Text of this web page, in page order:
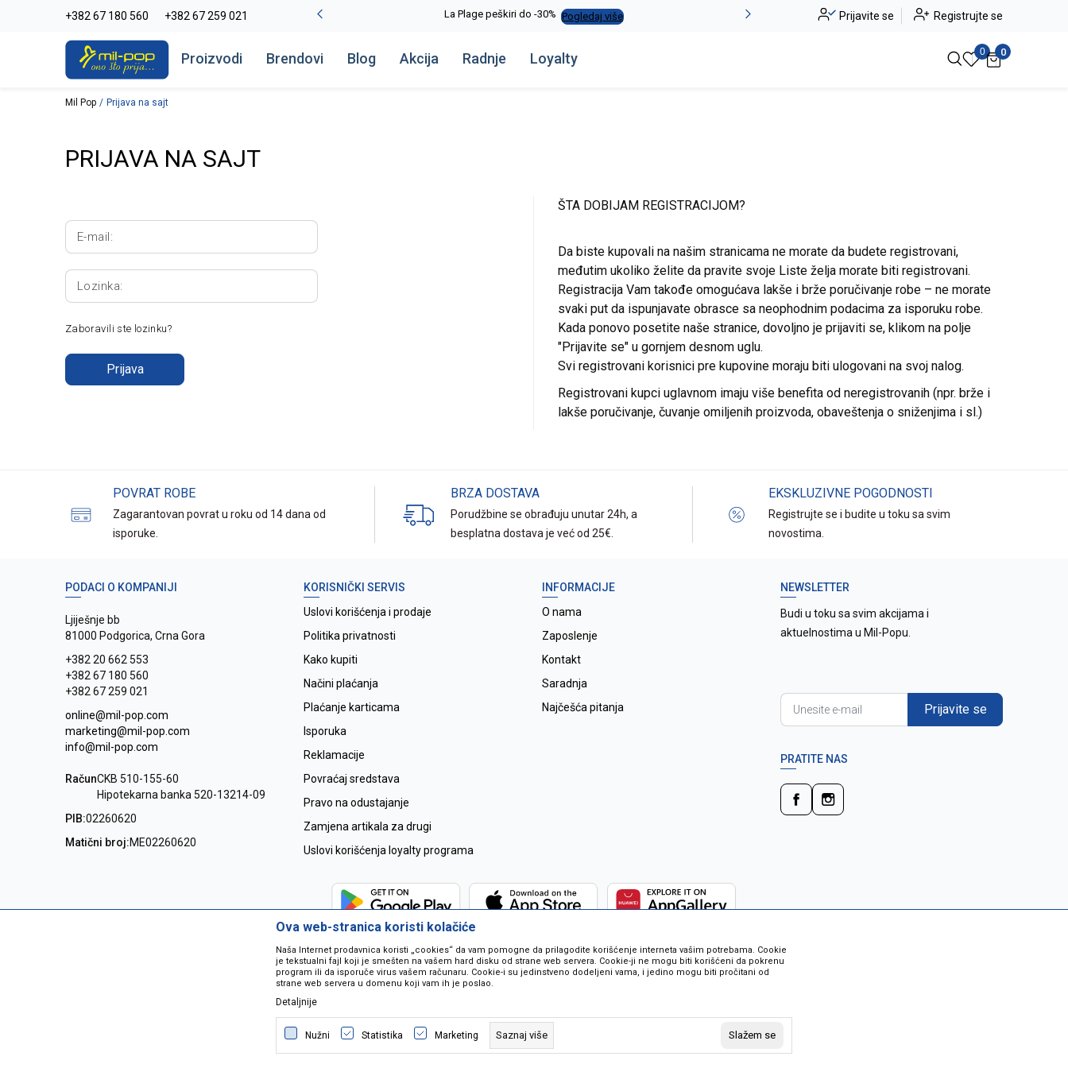
+382 67 180 560 +382 67 259 021
-20% na kompletan asortiman Pogledaj više La Plage peškiri do -30% Pogledaj više Alma Ras do -50% Pogledaj više
Prijavite se Registrujte se
Proizvodi Brendovi Blog Akcija Radnje Loyalty 0 0
Mil Pop Prijava na sajt
PRIJAVA NA SAJT
E-mail:
Lozinka:
Zaboravili ste lozinku?
Prijava
ŠTA DOBIJAM REGISTRACIJOM?
Da biste kupovali na našim stranicama ne morate da budete registrovani,
međutim ukoliko želite da pravite svoje Liste želja morate biti registrovani.
Registracija Vam takođe omogućava lakše i brže poručivanje robe – ne morate
svaki put da ispunjavate obrasce sa neophodnim podacima za isporuku robe.
Kada ponovo posetite naše stranice, dovoljno je prijaviti se, klikom na polje
"Prijavite se" u gornjem desnom uglu.
Svi registrovani korisnici pre kupovine moraju biti ulogovani na svoj nalog.
Registrovani kupci uglavnom imaju više benefita od neregistrovanih (npr. brže i
lakše poručivanje, čuvanje omiljenih proizvoda, obaveštenja o sniženjima i sl.)
POVRAT ROBE
Zagarantovan povrat u roku od 14 dana od
isporuke.
BRZA DOSTAVA
Porudžbine se obrađuju unutar 24h, a
besplatna dostava je već od 25€.
EKSKLUZIVNE POGODNOSTI
Registrujte se i budite u toku sa svim
novostima.
PODACI O KOMPANIJI
Ljiješnje bb
81000 Podgorica, Crna Gora
+382 20 662 553
+382 67 180 560
+382 67 259 021
online@mil-pop.com
marketing@mil-pop.com
info@mil-pop.com
RačunCKB 510-155-60
Hipotekarna banka 520-13214-09
PIB:02260620
Matični broj:ME02260620
KORISNIČKI SERVIS
Uslovi korišćenja i prodaje
Politika privatnosti
Kako kupiti
Načini plaćanja
Plaćanje karticama
Isporuka
Reklamacije
Povraćaj sredstava
Pravo na odustajanje
Zamjena artikala za drugi
Uslovi korišćenja loyalty programa
INFORMACIJE
O nama
Zaposlenje
Kontakt
Saradnja
Najčešća pitanja
NEWSLETTER
Budi u toku sa svim akcijama i
aktuelnostima u Mil-Popu.
Prijavite se
PRATITE NAS
Nastojimo da budemo što precizniji u opisu proizvoda, prikazu slika i samih cijena ali ne možemo garantovati da su sve informacije kompletne i bez
grešaka. Svi artikli na sajtu su dio naše ponude i ne podrazumjeva se da su dostupni u svakom trenutku. Raspoloživost robe možete provjeriti besplatnim
pozivom na broj 067259021.
©2026www.mil-pop.com, IzradaNB SOFT. Sva prava zadržana.
Ova web-stranica koristi kolačiće
Naša Internet prodavnica koristi „cookies“ da vam pomogne da prilagodite korišćenje interneta vašim potrebama. Cookie
je tekstualni fajl koji je smešten na vašem hard disku od strane web servera. Cookie-ji ne mogu biti korišćeni da pokrenu
program ili da isporuče virus vašem računaru. Cookie-i su jedinstveno dodeljeni vama, i jedino mogu biti pročitani od
strane web servera u domenu koji vam ih je poslao.
Detaljnije
Nužni Statistika Marketing Saznaj više Slažem se